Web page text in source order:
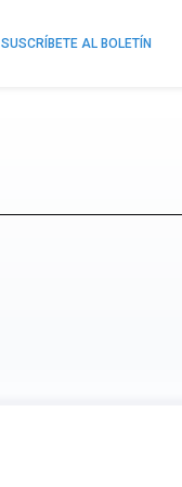
SUSCRÍBETE AL BOLETÍN